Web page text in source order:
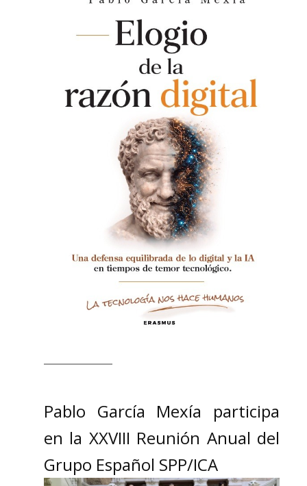
Pablo García Mexía participa
en la XXVIII Reunión Anual del
Grupo Español SPP/ICA